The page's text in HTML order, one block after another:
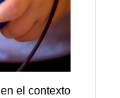
en el contexto